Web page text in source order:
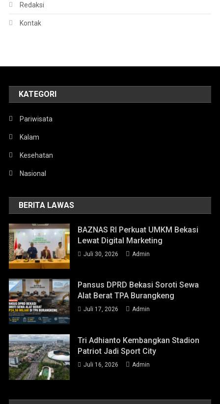
Redaksi
Kontak
KATEGORI
Pariwisata
Kalam
Kesehatan
Nasional
BERITA LAWAS
BAZNAS RI Perkuat UMKM Bekasi
Lewat Digital Marketing
Juli 30, 2026 Admin
Pansus DPRD Bekasi Soroti Sewa
Alat Berat TPA Burangkeng
Juli 17, 2026 Admin
Tri Adhianto Kembangkan Stadion
Patriot Jadi Sport City
Juli 16, 2026 Admin